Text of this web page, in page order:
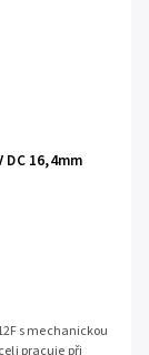
DC 16,4mm
s mechanickou